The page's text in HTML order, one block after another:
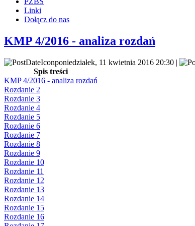
Linki
Dołącz do nas
KMP 4/2016 - analiza rozdań
poniedziałek, 11 kwietnia 2016 20:30 |
Spis treści
KMP 4/2016 - analiza rozdań
Rozdanie 2
Rozdanie 3
Rozdanie 4
Rozdanie 5
Rozdanie 6
Rozdanie 7
Rozdanie 8
Rozdanie 9
Rozdanie 10
Rozdanie 11
Rozdanie 12
Rozdanie 13
Rozdanie 14
Rozdanie 15
Rozdanie 16